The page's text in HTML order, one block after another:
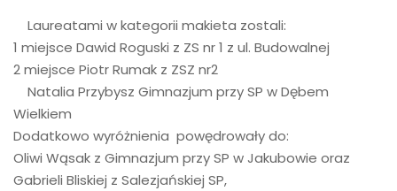
Laureatami w kategorii makieta zostali:
1 miejsce Dawid Roguski z ZS nr 1 z ul. Budowalnej
2 miejsce Piotr Rumak z ZSZ nr2
Natalia Przybysz Gimnazjum przy SP w Dębem
Wielkiem
Dodatkowo wyróżnienia powędrowały do:
Oliwi Wąsak z Gimnazjum przy SP w Jakubowie oraz
Gabrieli Bliskiej z Salezjańskiej SP,